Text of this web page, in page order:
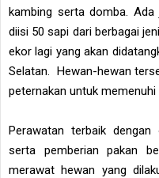
kambing serta domba.
diisi 50 sapi dari berbagai
ekor lagi yang akan
Selatan. Hewan-hewan
peternakan untuk memenuhi
Perawatan terbaik dengan
serta pemberian pakan
merawat hewan yang